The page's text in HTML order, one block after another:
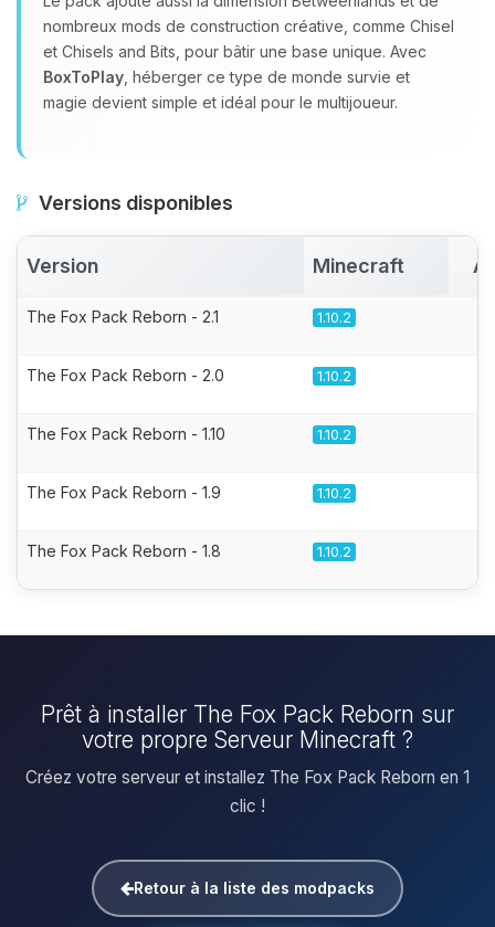
nombreux mods de construction créative, comme Chisel
et Chisels and Bits, pour bâtir une base unique. Avec
BoxToPlay , héberger ce type de monde survie et
magie devient simple et idéal pour le multijoueur.
Versions disponibles
Version Minecraft
The Fox Pack Reborn - 2.1 1.10.2
The Fox Pack Reborn - 2.0 1.10.2
The Fox Pack Reborn - 1.10 1.10.2
The Fox Pack Reborn - 1.9 1.10.2
The Fox Pack Reborn - 1.8 1.10.2
Prêt à installer The Fox Pack Reborn sur
votre propre Serveur Minecraft ?
Créez votre serveur et installez The Fox Pack Reborn en 1
clic !
Retour à la liste des modpacks